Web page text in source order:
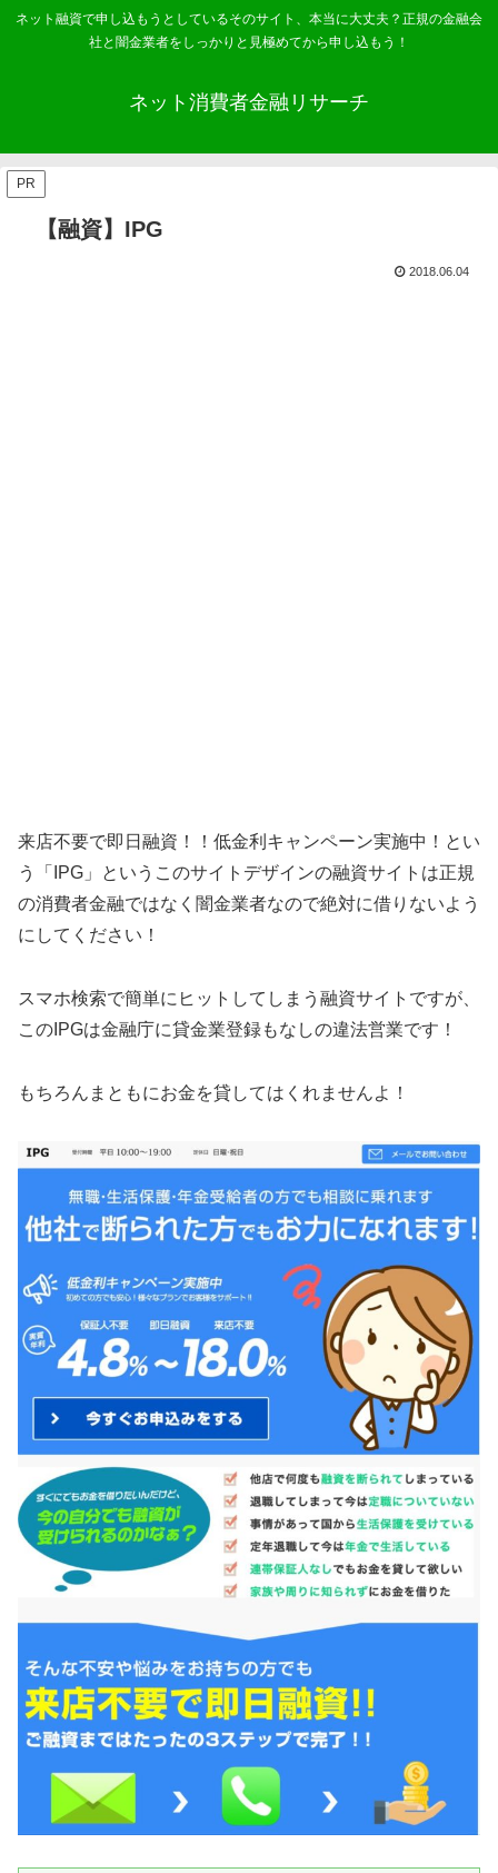
ネット融資で申し込もうとしているそのサイト、本当に大丈夫？正規の金融会
社と闇金業者をしっかりと見極めてから申し込もう！
ネット消費者金融リサーチ
PR
【融資】IPG
2018.06.04
来店不要で即日融資！！低金利キャンペーン実施中！ とい
う「
IPG 」というこのサイトデザインの融資サイトは正規
の消費者金融ではなく闇金業者なので絶対に借りないよう
にしてください！
スマホ検索で簡単にヒットしてしまう融資サイトですが、
この IPGは金融庁に貸金業登録もなしの違法営業です！
もちろんまともにお金を貸してはくれませんよ！